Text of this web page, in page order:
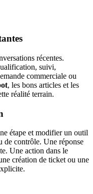
récentes.
suivi,
commerciale ou
, les bons articles et les
réalité terrain.
étape et modifier un outil
de contrôle. Une réponse
Une action dans le
création de ticket ou une